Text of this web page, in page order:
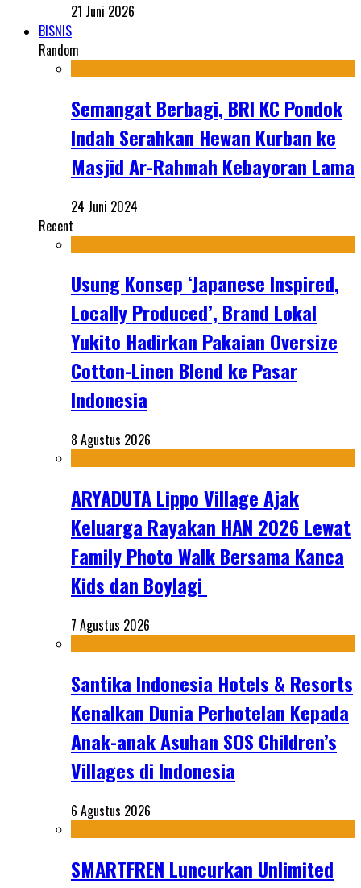
21 Juni 2026
BISNIS
Random
Semangat Berbagi, BRI KC Pondok
Indah Serahkan Hewan Kurban ke
Masjid Ar-Rahmah Kebayoran Lama
24 Juni 2024
Recent
Usung Konsep ‘Japanese Inspired,
Locally Produced’, Brand Lokal
Yukito Hadirkan Pakaian Oversize
Cotton-Linen Blend ke Pasar
Indonesia
8 Agustus 2026
ARYADUTA Lippo Village Ajak
Keluarga Rayakan HAN 2026 Lewat
Family Photo Walk Bersama Kanca
Kids dan Boylagi
7 Agustus 2026
Santika Indonesia Hotels & Resorts
Kenalkan Dunia Perhotelan Kepada
Anak-anak Asuhan SOS Children’s
Villages di Indonesia
6 Agustus 2026
SMARTFREN Luncurkan Unlimited